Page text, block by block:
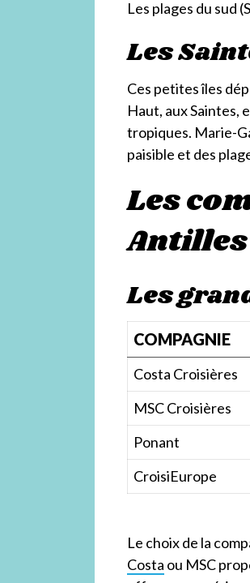
Les plages du sud
Les
Ces petites îles
Haut, aux Saintes,
tropiques. Marie-
paisible et des
Les
Antilles
Les
COMPAGNIE
Costa Croisières
MSC Croisières
Ponant
CroisiEurope
Le choix de la
Costa ou MSC